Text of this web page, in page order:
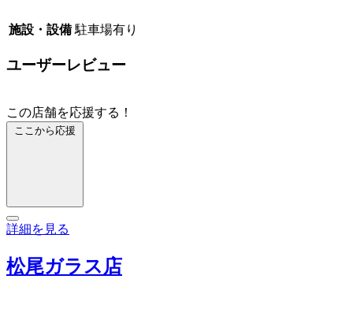
施設・設備 駐車場有り
ユーザーレビュー
この店舗を応援する！
ここから応援
詳細を見る
松尾ガラス店